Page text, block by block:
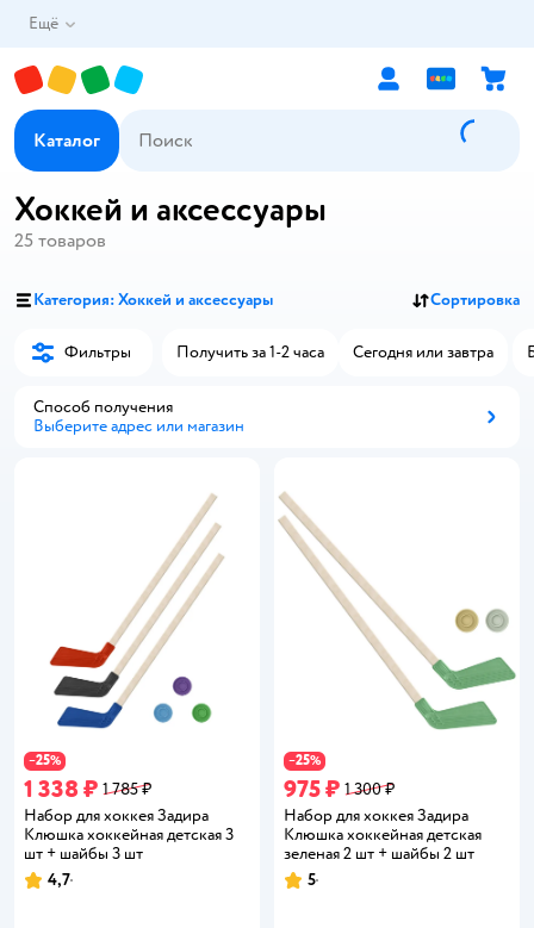
Ещё
Каталог
Хоккей и аксессуары
25 товаров
Категория: Хоккей и аксессуары Сортировка
Фильтры Получить за 1-2 часа Сегодня или завтра
Способ получения
Выберите адрес или магазин
−25%
1 338 ₽ 1 785 ₽
Набор для хоккея Задира
Клюшка хоккейная детская 3
шт + шайбы 3 шт
Рейтинг:
4,7
−25%
975 ₽ 1 300 ₽
Набор для хоккея Задира
Клюшка хоккейная детская
зеленая 2 шт + шайбы 2 шт
Рейтинг:
5